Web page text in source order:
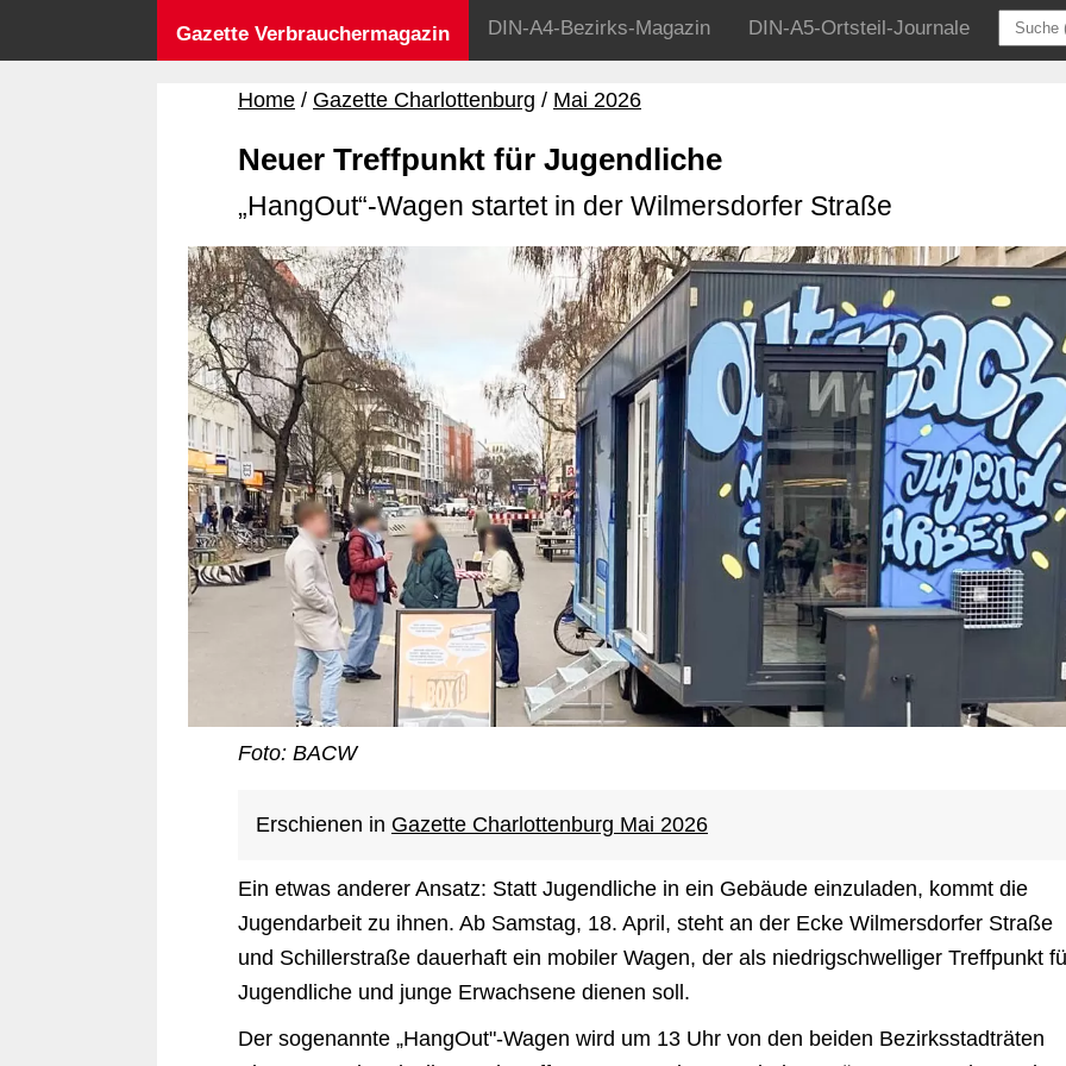
Gazette Verbrauchermagazin DIN-A4-Bezirks-Magazin DIN-A5-Ortsteil-Journale
Home Gazette Charlottenburg Mai 2026
Neuer Treffpunkt für Jugendliche
„HangOut“-Wagen startet in der Wilmersdorfer Straße
Foto: BACW
Erschienen in Gazette Charlottenburg Mai 2026
Ein etwas anderer Ansatz: Statt Jugendliche in ein Gebäude einzuladen, kommt die
Jugendarbeit zu ihnen. Ab Samstag, 18. April, steht an der Ecke Wilmersdorfer Straße
und Schillerstraße dauerhaft ein mobiler Wagen, der als niedrigschwelliger Treffpunkt
Jugendliche und junge Erwachsene dienen soll.
Der sogenannte „HangOut"-Wagen wird um 13 Uhr von den beiden Bezirksstadträten